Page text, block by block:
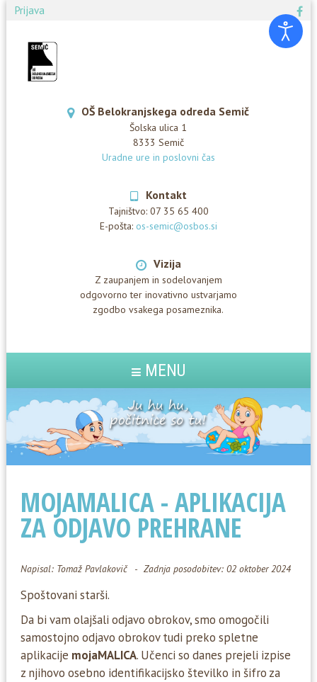
Prijava
OŠ Belokranjskega odreda Semič
Šolska ulica 1
8333 Semič
Uradne ure in poslovni čas
Kontakt
Tajništvo: 07 35 65 400
E-pošta: os-semic@osbos.si
Vizija
Z zaupanjem in sodelovanjem
odgovorno ter inovativno ustvarjamo
zgodbo vsakega posameznika.
MENU
MOJAMALICA - APLIKACIJA
ZA ODJAVO PREHRANE
Napisal: Tomaž Pavlakovič Zadnja posodobitev: 02 oktober 2024
Spoštovani starši.
Da bi vam olajšali odjavo obrokov, smo omogočili
samostojno odjavo obrokov tudi preko spletne
aplikacije mojaMALICA. Učenci so danes prejeli izpise
z njihovo osebno identifikacijsko številko in šifro za